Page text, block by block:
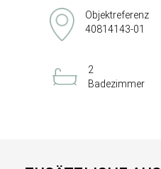
Objektreferenz
40814143-01
2
Badezimmer